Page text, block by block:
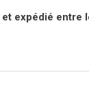
et expédié entre